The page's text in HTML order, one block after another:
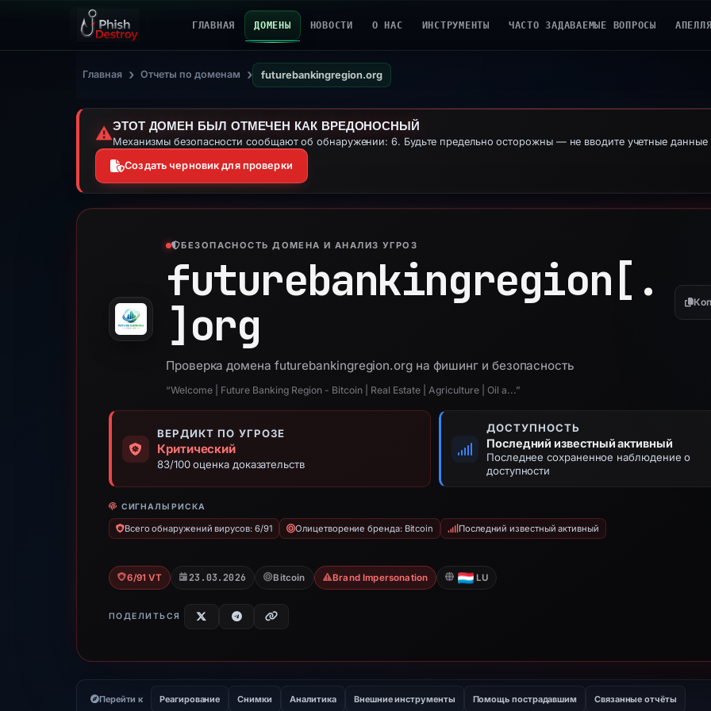
ГЛАВНАЯ ДОМЕНЫ НОВОСТИ О НАС ИНСТРУМЕНТЫ ЧАСТО ЗАДАВАЕМЫЕ ВОПРОСЫ
Главная › Отчеты по доменам › futurebankingregion.org
⚠️ЭТОТ ДОМЕН БЫЛ ОТМЕЧЕН КАК ВРЕДОНОСНЫЙ
Механизмы безопасности сообщают об обнаружении: 6. Будьте предельно осторожны — не вводите учетные
Создать черновик для проверки
БЕЗОПАСНОСТЬ ДОМЕНА И АНАЛИЗ УГРОЗ
futurebankingregion[.
]org
Проверка домена futurebankingregion.org на фишинг и безопасность
“Welcome | Future Banking Region - Bitcoin | Real Estate | Agriculture | Oil a...”
ВЕРДИКТ ПО УГРОЗЕ
Критический
83/100 оценка доказательств
ДОСТУПНОСТЬ
Последний известный активный
Последнее сохраненное наблюдение о
доступности
СИГНАЛЫ РИСКА
Всего обнаружений вирусов: 6/91 Олицетворение бренда: Bitcoin Последний известный активный
6/91 VT 23.03.2026 Bitcoin Brand Impersonation LU
ПОДЕЛИТЬСЯ
Перейти к Реагирование Снимки Аналитика Внешние инструменты Помощь пострадавшим Связанные отчёты